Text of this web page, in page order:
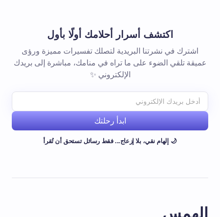
اكتشف أسرار أحلامك أولًا بأول
اشترك في نشرتنا البريدية لتصلك تفسيرات مميزة ورؤى
عميقة تلقي الضوء على ما تراه في منامك، مباشرة إلى بريدك
الإلكتروني ✨
ابدأ رحلتك
🌙 إلهام نقي، بلا إزعاج... فقط رسائل تستحق أن تُقرأ